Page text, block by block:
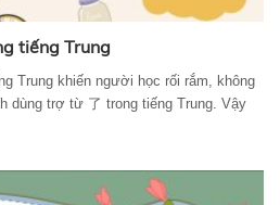
tiếng Trung
Trung khiến người học rối rắm, không
dùng trợ từ 了 trong tiếng Trung. Vậy